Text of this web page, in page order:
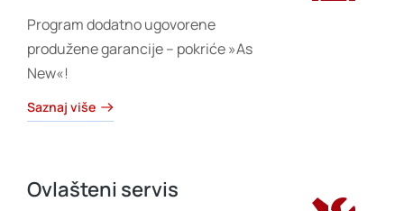
Program dodatno ugovorene
produžene garancije – pokriće »As
New«!
Saznaj više
Ovlašteni servis